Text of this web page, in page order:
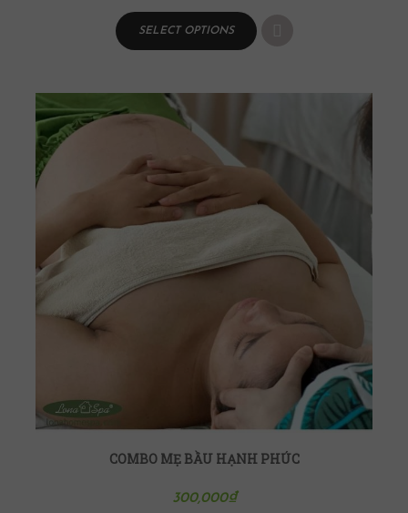
SELECT OPTIONS
COMBO MẸ BẦU HẠNH PHÚC
300,000₫